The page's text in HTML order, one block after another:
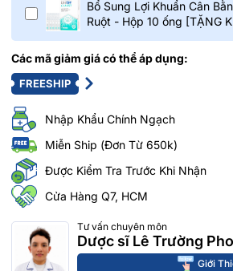
Bổ Sung Lợi Khuẩn Cân
Ruột - Hộp 10 ống [TẶNG
Các mã giảm giá có thể áp dụng:
FREESHIP
Nhập Khẩu Chính Ngạch
Miễn Ship (Đơn Từ 650k)
Được Kiểm Tra Trước Khi Nhận
Cửa Hàng Q7, HCM
Tư vấn chuyên môn
Dược sĩ Lê Trường
Giới